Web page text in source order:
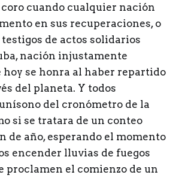
cuando cualquier nación
en sus recuperaciones, o
de actos solidarios
nación injustamente
hoy se honra al haber repartido
del planeta. Y todos
del cronómetro de la
si se tratara de un conteo
de año, esperando el momento
encender lluvias de fuegos
proclamen el comienzo de un